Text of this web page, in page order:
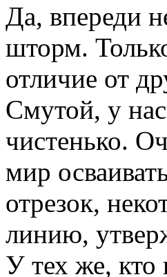
Да, впереди
шторм.
отличие от
Смутой, у
чистенько.
мир
отрезок,
линию,
У тех же, кто